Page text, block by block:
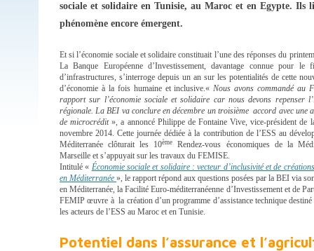
sociale et solidaire en Tunisie, au Maroc et en Egypte. Ils
phénomène encore émergent.
Et si l’économie sociale et solidaire constituait l’une des réponses du
La Banque Européenne d’Investissement, davantage connue pour le
d’infrastructures, s’interroge depuis un an sur les potentialités de cette
d’économie à la fois humaine et inclusive.«Nous avons commandé au
rapport sur l’économie sociale et solidaire car nous devons repenser
régionale. La BEI va conclure en décembre un troisième accord avec une
de microcrédit», a annoncé Philippe de Fontaine Vive, vice-président de
novembre 2014. Cette journée dédiée à la contribution de l’ESS au
Méditerranée clôturait les 10ème
Rendez-vous économiques de la
Marseille et s’appuyait sur les travaux du FEMISE.
Intitulé « Économie sociale et solidaire : vecteur d’inclusivité et de
en Méditerranée », le rapport répond aux questions posées par la BEI via
en Méditerranée, la Facilité Euro-méditerranéenne d’Investissement et de
FEMIP œuvre à la création d’un programme d’assistance technique
les acteurs de l’ESS au Maroc et en Tunisie.
Potentiel dans l’assurance et